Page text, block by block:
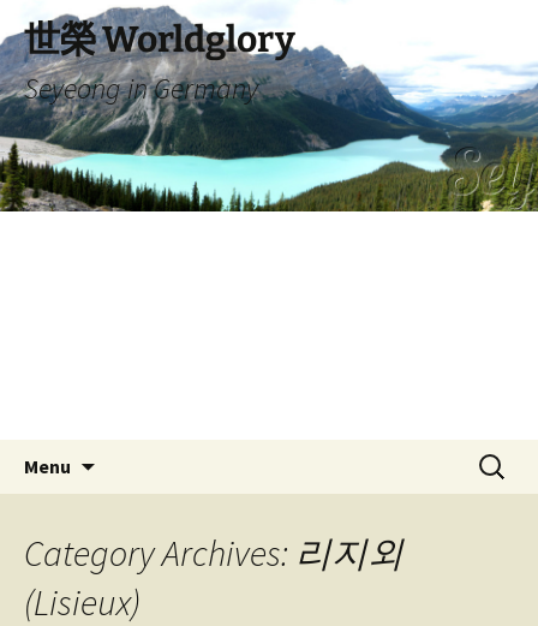
to
content
世榮 Worldglory
Seyeong in Germany
Menu
Search
for:
Category Archives: 리지외
(Lisieux)